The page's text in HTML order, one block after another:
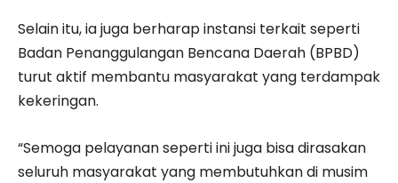
Selain itu, ia juga berharap instansi terkait seperti
Badan Penanggulangan Bencana Daerah (BPBD)
turut aktif membantu masyarakat yang terdampak
kekeringan.
“Semoga pelayanan seperti ini juga bisa dirasakan
seluruh masyarakat yang membutuhkan di musim